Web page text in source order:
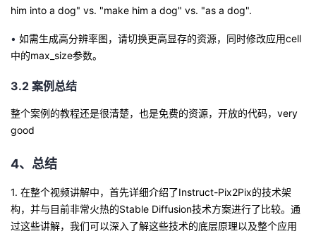
him into a dog" vs. "make him a dog" vs. "as a dog".
• 如需生成高分辨率图，请切换更高显存的资源，同时修改应用cell
中的max_size参数。
3.2 案例总结
整个案例的教程还是很清楚，也是免费的资源，开放的代码，very
good
4、总结
1. 在整个视频讲解中，首先详细介绍了Instruct-Pix2Pix的技术架
构，并与目前非常火热的Stable Diffusion技术方案进行了比较。通
过这些讲解，我们可以深入了解这些技术的底层原理以及整个应用